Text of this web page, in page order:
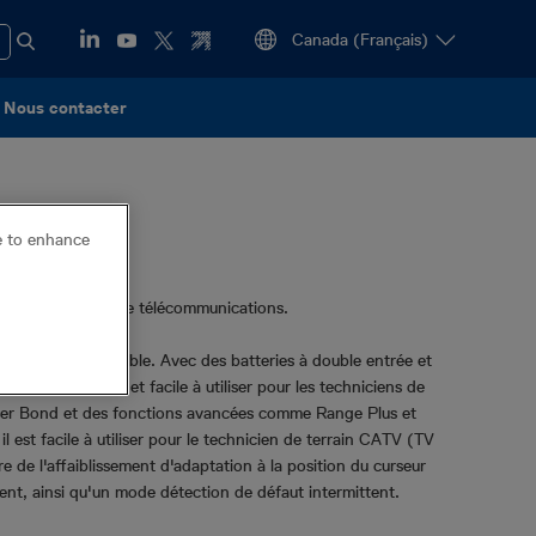
Nous contacter
les câbles de télécommunications.
la TV par câble. Avec des batteries à double entrée et
efficace et facile à utiliser pour les techniciens de
Bond et des fonctions avancées comme Range Plus et
est facile à utiliser pour le technicien de terrain CATV (TV
de l'affaiblissement d'adaptation à la position du curseur
ainsi qu'un mode détection de défaut intermittent.
to enhance